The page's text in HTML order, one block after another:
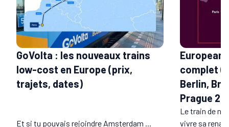
GoVolta : les nouveaux trains
low-cost en Europe (prix,
trajets, dates)
Et si tu pouvais rejoindre Amsterdam ...
European
complet
Berlin,
Prague
Le train de
vivre sa